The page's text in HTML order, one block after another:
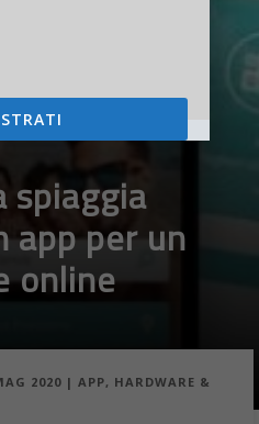
spiaggia
app per un
online
2020 | APP, HARDWARE &